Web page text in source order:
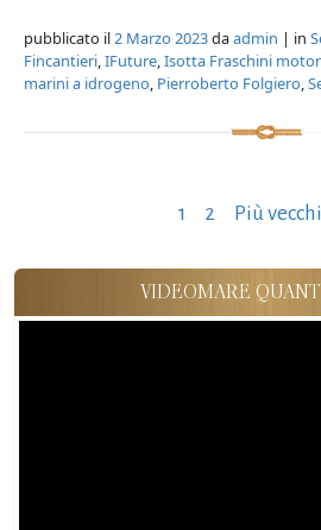
pubblicato il2 Marzo 2023daadmin | in
Fincantieri,IFuture,Isotta Fraschini
marini a idrogeno, Pierroberto Folgiero,
Paginazione
articoli
1 2 Più vecchi
VIDEOMARE